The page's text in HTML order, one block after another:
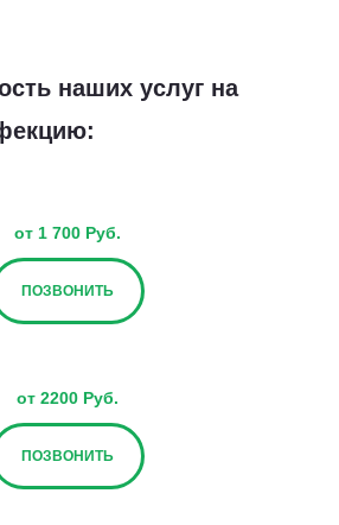
наших услуг на
от 1 700 Руб.
ПОЗВОНИТЬ
от 2200 Руб.
ПОЗВОНИТЬ